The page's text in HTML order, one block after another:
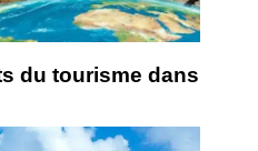
du tourisme dans